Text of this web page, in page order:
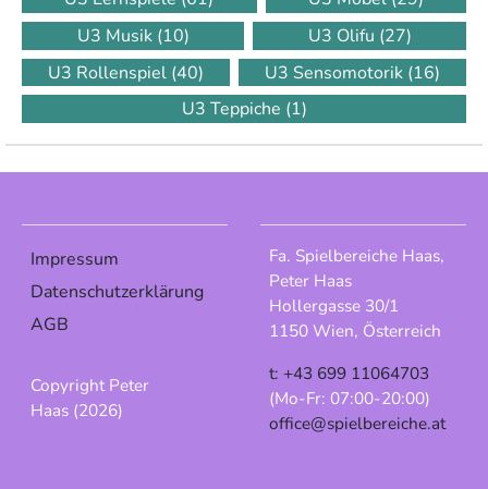
U3 Musik (10) U3 Olifu (27)
U3 Rollenspiel (40) U3 Sensomotorik (16)
U3 Teppiche (1)
Impressum
Datenschutzerklärung
AGB
Copyright Peter
Haas (2026)
Fa. Spielbereiche Haas,
Peter Haas
Hollergasse 30/1
1150 Wien, Österreich
t: +43 699 11064703
(Mo-Fr: 07:00-20:00)
office@spielbereiche.at